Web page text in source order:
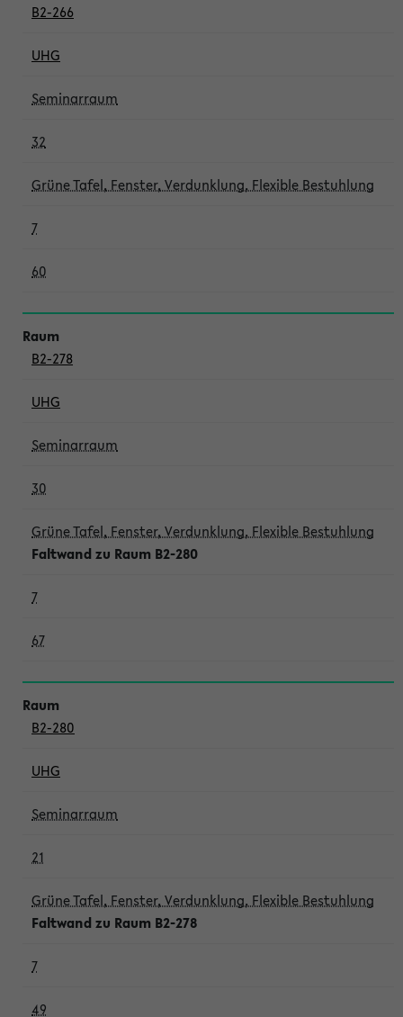
B2-266
UHG
Seminarraum
32
Grüne Tafel, Fenster, Verdunklung, Flexible Bestuhlung
7
60
B2-278
UHG
Seminarraum
30
Grüne Tafel, Fenster, Verdunklung, Flexible Bestuhlung
Faltwand zu Raum B2-280
7
67
B2-280
UHG
Seminarraum
21
Grüne Tafel, Fenster, Verdunklung, Flexible Bestuhlung
Faltwand zu Raum B2-278
7
49